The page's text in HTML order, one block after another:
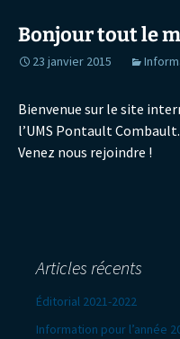
Bonjour tout le
23 janvier 2015
Bienvenue sur le site
l’UMS Pontault Combault.
Venez nous rejoindre !
Articles récents
Éditorial 2021-2022
Information pour l’année